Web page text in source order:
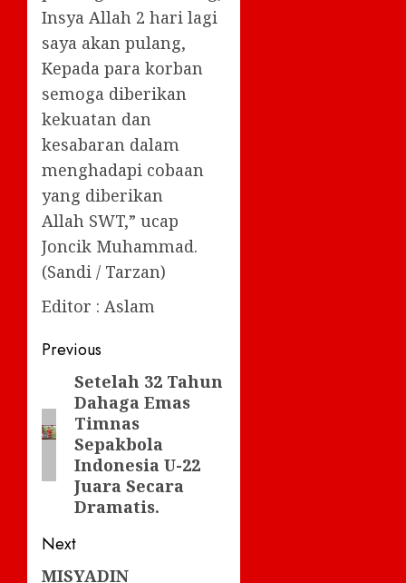
Insya Allah 2 hari lagi
saya akan pulang,
Kepada para korban
semoga diberikan
kekuatan dan
kesabaran dalam
menghadapi cobaan
yang diberikan
Allah SWT,” ucap
Joncik Muhammad.
(Sandi / Tarzan)
Editor : Aslam
Post
navigation
Previous
Previous
post:
Setelah 32 Tahun
Dahaga Emas
Timnas
Sepakbola
Indonesia U-22
Juara Secara
Dramatis.
Next
Next
MISYADIN